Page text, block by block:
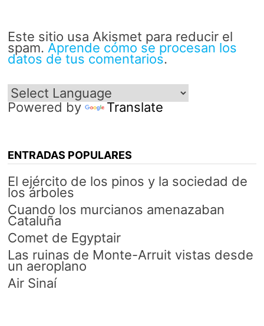
Este sitio usa Akismet para reducir el
spam. Aprende cómo se procesan los
datos de tus comentarios.
Powered by Translate
ENTRADAS POPULARES
El ejército de los pinos y la sociedad de
los árboles
Cuando los murcianos amenazaban
Cataluña
Comet de Egyptair
Las ruinas de Monte-Arruit vistas desde
un aeroplano
Air Sinaí